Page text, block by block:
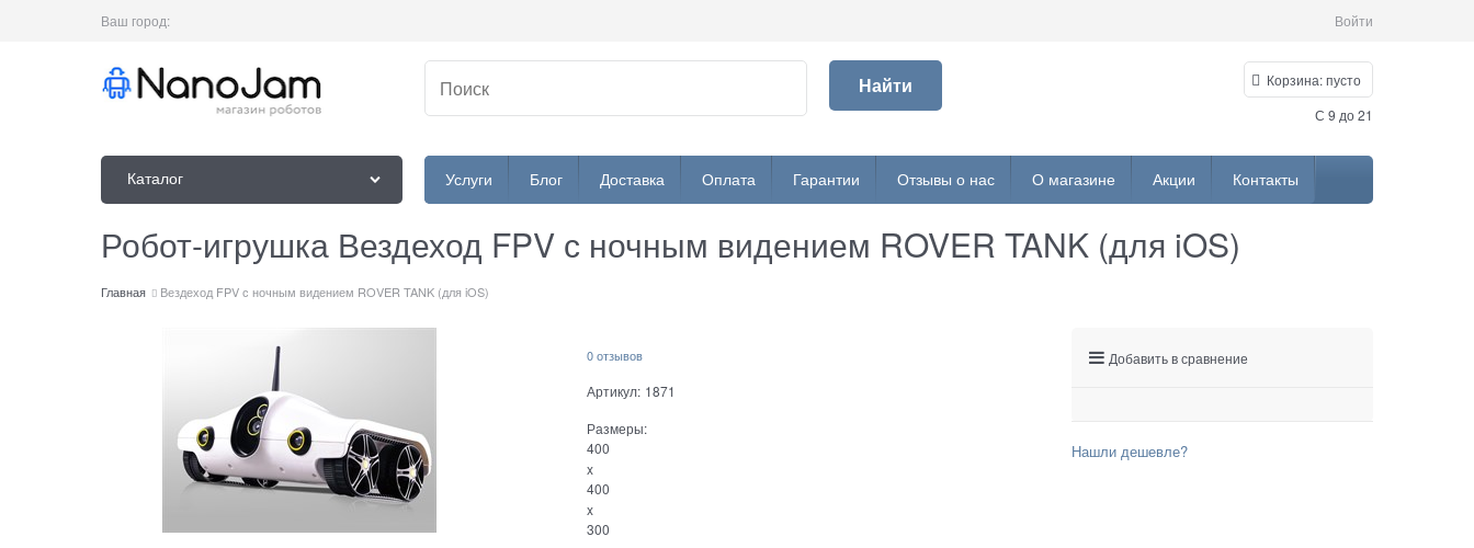
Ваш город: Войти
Найти Корзина:пусто
С 9 до 21
Каталог Услуги Блог Доставка Оплата Гарантии Отзывы о нас О магазине Акции Контакты
Робот-игрушка Вездеход FPV с ночным видением ROVER TANK (для iOS)
Главная Вездеход FPV с ночным видением ROVER TANK (для iOS)
0 отзывов
Артикул: 1871
Размеры:
400
x
400
x
300
Добавить в сравнение
Нашли дешевле?